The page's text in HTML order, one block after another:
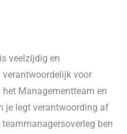
veelzijdig en
voor
Managementteam en
je legt verantwoording af
ben